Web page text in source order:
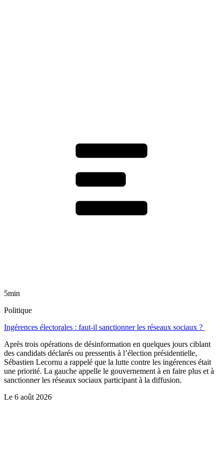
5min
Politique
Ingérences électorales : faut-il sanctionner les réseaux sociaux ?
Après trois opérations de désinformation en quelques jours ciblant
des candidats déclarés ou pressentis à l’élection présidentielle,
Sébastien Lecornu a rappelé que la lutte contre les ingérences était
une priorité. La gauche appelle le gouvernement à en faire plus et à
sanctionner les réseaux sociaux participant à la diffusion.
Le 6 août 2026